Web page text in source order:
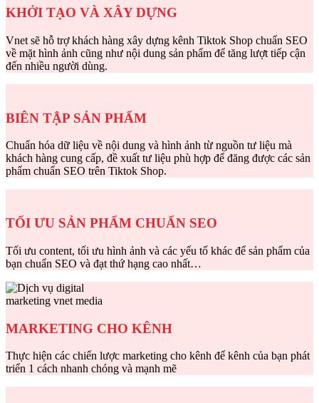
KHỞI TẠO VÀ XÂY DỰNG
Vnet sẽ hỗ trợ khách hàng xây dựng kênh Tiktok Shop chuẩn SEO
về mặt hình ảnh cũng như nội dung sản phẩm để tăng lượt tiếp cận
đến nhiều người dùng.
BIÊN TẬP SẢN PHẨM
Chuẩn hóa dữ liệu về nội dung và hình ảnh từ nguồn tư liệu mà
khách hàng cung cấp, đề xuất tư liệu phù hợp để đăng được các sản
phẩm chuẩn SEO trên Tiktok Shop.
TỐI ƯU SẢN PHẨM CHUẨN SEO
Tối ưu content, tối ưu hình ảnh và các yếu tố khác để sản phẩm của
bạn chuẩn SEO và đạt thứ hạng cao nhất…
MARKETING CHO KÊNH
Thực hiện các chiến lược marketing cho kênh để kênh của bạn phát
triển 1 cách nhanh chóng và mạnh mẽ